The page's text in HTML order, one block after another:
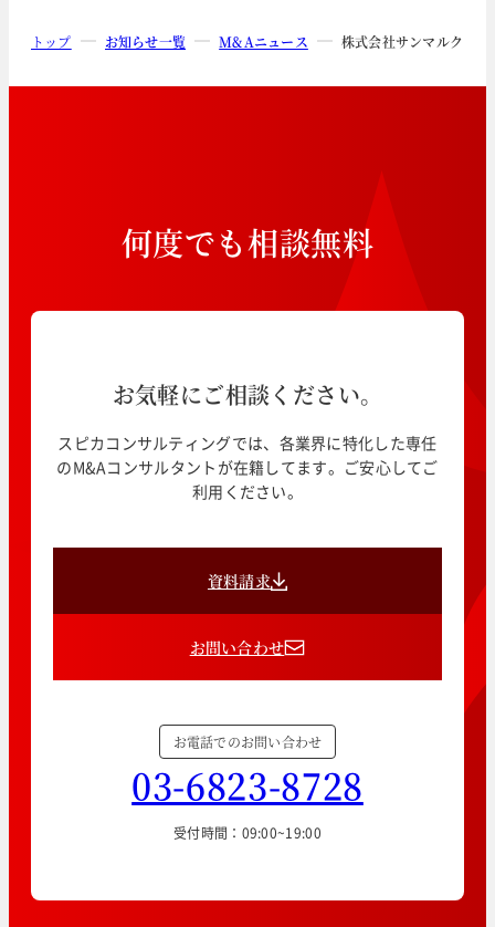
トップ お知らせ一覧 M&Aニュース 株式会社サンマルクホ
何度でも相談無料
お気軽にご相談ください。
スピカコンサルティングでは、各業界に特化した専任
のM&Aコンサルタントが在籍してます。ご安心してご
利用ください。
資料請求
お問い合わせ
お電話でのお問い合わせ
03-6823-8728
受付時間：09:00~19:00